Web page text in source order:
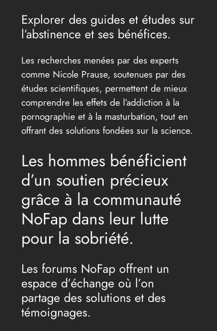
Explorer des guides et études sur
l’abstinence et ses bénéfices.
Les recherches menées par des experts
comme Nicole Prause, soutenues par des
études scientifiques, permettent de mieux
comprendre les effets de l’addiction à la
pornographie et à la masturbation, tout en
offrant des solutions fondées sur la science.
Les hommes bénéficient
d’un soutien précieux
grâce à la communauté
NoFap dans leur lutte
pour la sobriété.
Les forums NoFap offrent un
espace d’échange où l’on
partage des solutions et des
témoignages.